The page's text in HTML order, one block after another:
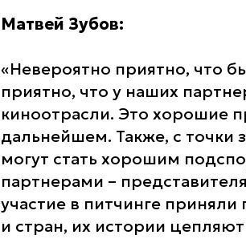
Матвей Зубов:
«Невероятно приятно, что
приятно, что у наших
киноотрасли. Это хорошие
дальнейшем. Также, с точки
могут стать хорошим
партнерами –
участие в питчинге
и стран, их истории